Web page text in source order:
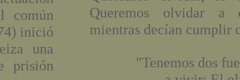
común
inició
una
prisión
Queremos olvidar a
mientras decían cumplir
"Tenemos dos